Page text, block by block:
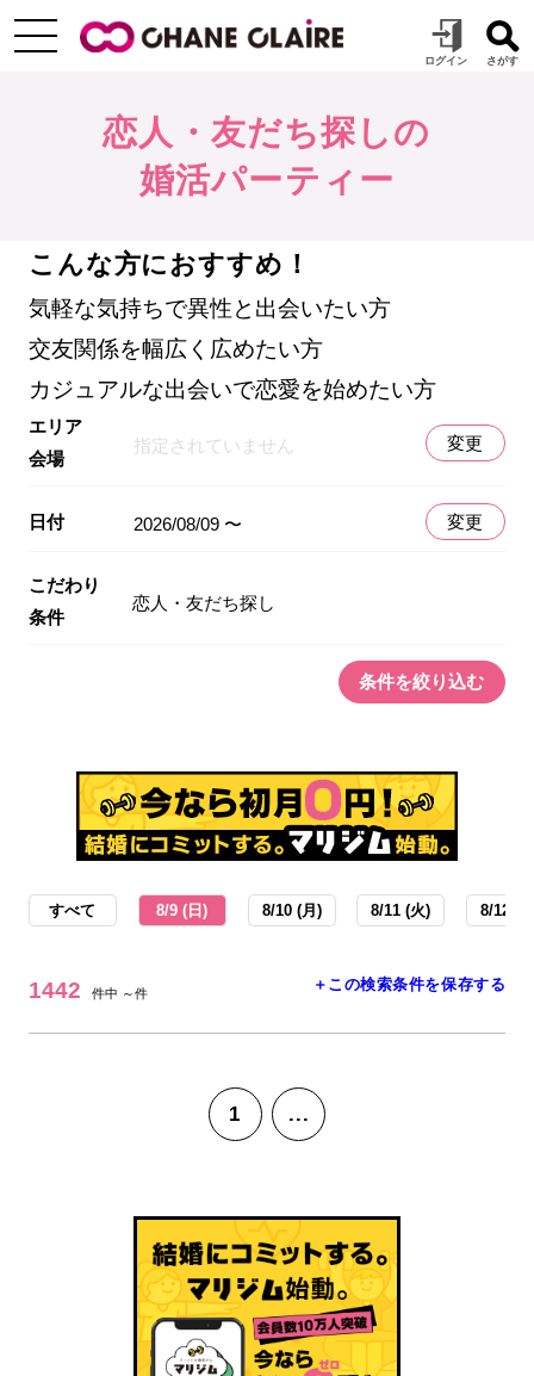
恋人・友だち探しの
婚活パーティー
こんな方におすすめ！
気軽な気持ちで異性と出会いたい方
交友関係を幅広く広めたい方
カジュアルな出会いで恋愛を始めたい方
エリア
会場
指定されていません 変更
日付 2026/08/09 〜 変更
こだわり
条件
恋人・友だち探し
条件を絞り込む
すべて 8/9 (日) 8/10 (月) 8/11 (火) 8/12 (
1442 件中 ～件 ＋この検索条件を保存する
1 ...